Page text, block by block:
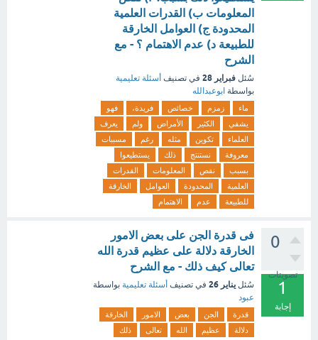
المعلومات ب) القدرات العلمية
المحدودة ج) العوامل الخارقة
للطبيعة د) عدم الاهتمام ؟ - مع
الشرح
سُئل فبراير 28 في تصنيف أسئلة تعليمية
بواسطة ابوعبدالله
ماء زمزم خصائص فريدة،
فهو
يشفي
الكثير الأمراض ولم
يعرف
العلماء
تكوين مثله رغم
مسببات
معروفة
نستنتج ذلك
يستطيعوا
بسبب
نقص المعلومات
القدرات
العلمية
المحدودة العوامل
الخارقة
للطبيعة
عدم الاهتمام
0
تصويتات
1
إجابة
فى قدرة الجن على بعض الامور
الخارقة دلالة على عظيم قدرة الله
تعالى كيف ذلك - مع الشرح
سُئل يناير 26 في تصنيف أسئلة تعليمية بواسطة
عبود
قدرة الجن بعض الامور
الخارقة
دلالة
عظيم الله تعالى ذلك